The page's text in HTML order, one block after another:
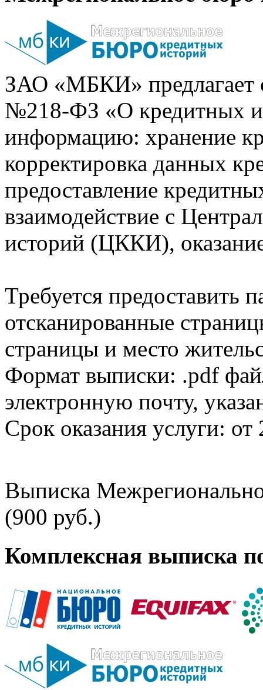
ЗАО «МБКИ» предлагает
№218-ФЗ «О кредитных
информацию: хранение
корректировка данных
предоставление
взаимодействие с
историй (ЦККИ),
Требуется предоставить
отсканированные
страницы и место
Формат выписки: .pdf
электронную почту,
Срок оказания услуги: от
Выписка
(900 руб.)
Комплексная выписка